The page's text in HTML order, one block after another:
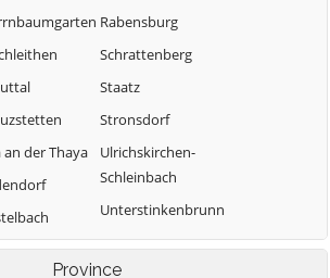
an der Thaya
bei
Rabensburg
Schrattenberg
Staatz
Stronsdorf
Ulrichskirchen-
Schleinbach
Unterstinkenbrunn
Wildendürnbach
Province